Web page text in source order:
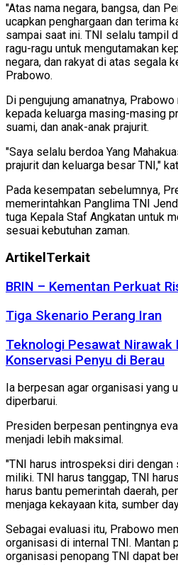
"Atas nama negara, bangsa, dan
ucapkan penghargaan dan terima
sampai saat ini. TNI selalu tampil
ragu-ragu untuk mengutamakan
negara, dan rakyat di atas segala
Prabowo.
Di pengujung amanatnya,
kepada keluarga masing-masing
suami, dan anak-anak prajurit.
"Saya selalu berdoa Yang
prajurit dan keluarga besar TNI,"
Pada kesempatan sebelumnya,
memerintahkan Panglima TNI
tuga Kepala Staf Angkatan untuk
sesuai kebutuhan zaman.
Artikel Terkait
BRIN – Kementan Perkuat
Tiga Skenario Perang Iran
Teknologi Pesawat Nirawak
Konservasi Penyu di Berau
Ia berpesan agar organisasi yang
diperbarui.
Presiden berpesan pentingnya
menjadi lebih maksimal.
"TNI harus introspeksi diri
miliki. TNI harus tanggap, TNI
harus bantu pemerintah daerah,
menjaga kekayaan kita, sumber
Sebagai evaluasi itu, Prabowo
organisasi di internal TNI. Mantan
organisasi penopang TNI dapat